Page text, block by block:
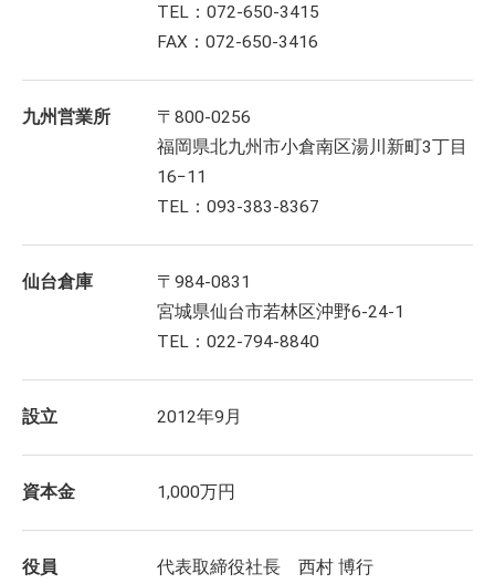
TEL：072-650-3415
FAX：072-650-3416
九州営業所
〒800-0256
福岡県北九州市小倉南区湯川新町3丁目
16−11
TEL：093-383-8367
仙台倉庫
〒984-0831
宮城県仙台市若林区沖野6-24-1
TEL：022-794-8840
設立 2012年9月
資本金 1,000万円
役員
代表取締役社長 西村 博行